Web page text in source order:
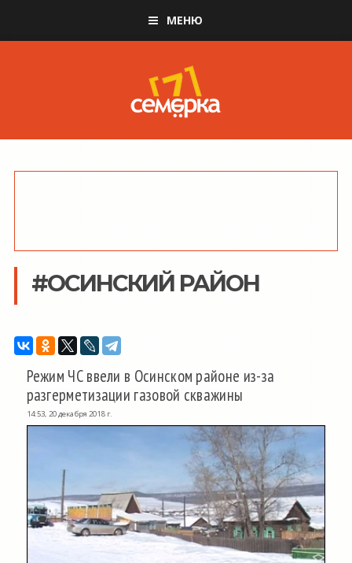
МЕНЮ
#ОСИНСКИЙ РАЙОН
Режим ЧС ввели в Осинском районе из-за
разгерметизации газовой скважины
14:53, 20 декабря 2018 г.